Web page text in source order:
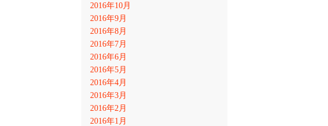
2016年10月
2016年9月
2016年8月
2016年7月
2016年6月
2016年5月
2016年4月
2016年3月
2016年2月
2016年1月